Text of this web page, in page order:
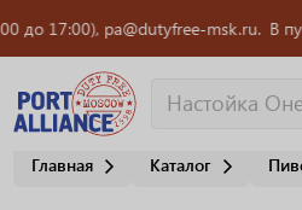
17:00), pa@dutyfree-msk.ru. В пункт
Главная Каталог